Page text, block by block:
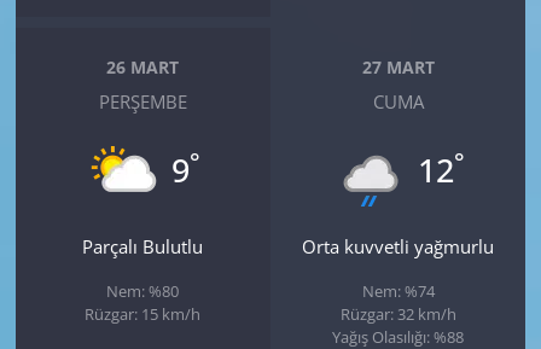
26 MART
PERŞEMBE
9°
Parçalı Bulutlu
Nem: %80
Rüzgar: 15 km/h
27 MART
CUMA
12°
Orta kuvvetli yağmurlu
Nem: %74
Rüzgar: 32 km/h
Yağış Olasılığı: %88